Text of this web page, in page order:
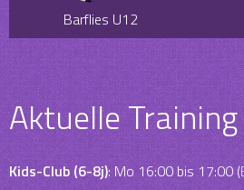
Barflies U12
Aktuelle Training
Kids-Club (6-8j): Mo 16:00 bis 17:00 (